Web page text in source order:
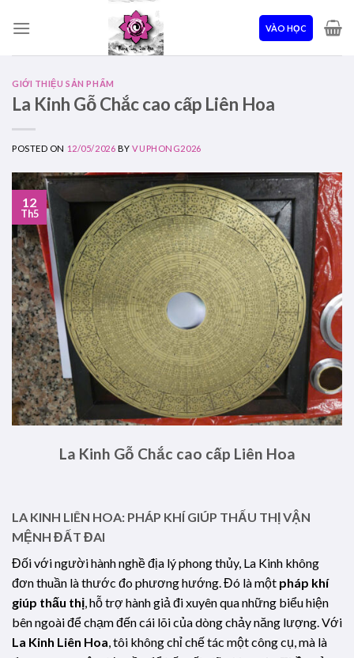
VÀO HỌC
GIỚI THIỆU SẢN PHẨM
La Kinh Gỗ Chắc cao cấp Liên Hoa
POSTED ON 12/05/2026 BYVUPHONG2026
12
Th5
La Kinh Gỗ Chắc cao cấp Liên Hoa
LA KINH LIÊN HOA: PHÁP KHÍ GIÚP THẤU THỊ VẬN
MỆNH ĐẤT ĐAI
Đối với người hành nghề địa lý phong thủy, La Kinh không
đơn thuần là thước đo phương hướng. Đó là một pháp khí
giúp thấu thị, hỗ trợ hành giả đi xuyên qua những biểu hiện
bên ngoài để chạm đến cái lõi của dòng chảy năng lượng. Với
La Kinh Liên Hoa, tôi không chỉ chế tác một công cụ, mà là